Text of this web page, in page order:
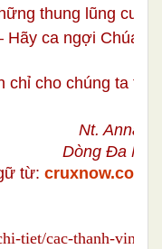
thung lũng cuộc
Hãy ca ngợi Chúa!
chỉ cho chúng ta
Nt. Anna
Dòng Đa
từ: cruxnow.com
tiet/cac-thanh-vinh-